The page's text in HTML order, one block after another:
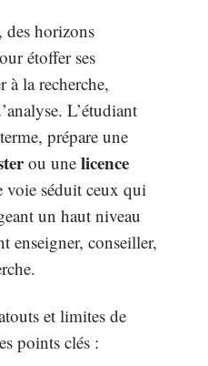
des horizons
étoffer ses
à la recherche,
L’étudiant
prépare une
ou une licence
voie séduit ceux qui
un haut niveau
enseigner, conseiller,
et limites de
points clés :